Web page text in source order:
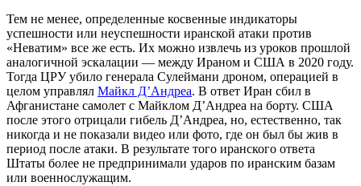
Тем не менее, определенные косвенные индикаторы
успешности или неуспешности иранской атаки против
«Неватим» все же есть. Их можно извлечь из уроков прошлой
аналогичной эскалации — между Ираном и США в 2020 году.
Тогда ЦРУ убило генерала Сулеймани дроном, операцией в
целом управлял Майкл Д’Андреа. В ответ Иран сбил в
Афганистане самолет с Майклом Д’Андреа на борту. США
после этого отрицали гибель Д’Андреа, но, естественно, так
никогда и не показали видео или фото, где он был бы жив в
период после атаки. В результате того иранского ответа
Штаты более не предпринимали ударов по иранским базам
или военнослужащим.